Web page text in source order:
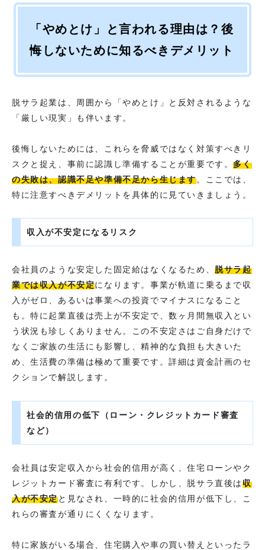
「やめとけ」と言われる理由は？後
悔しないために知るべきデメリット
脱サラ起業は、周囲から「やめとけ」と反対されるような
「厳しい現実」も伴います。
後悔しないためには、これらを脅威ではなく対策すべきリ
スクと捉え、事前に認識し準備することが重要です。多く
の失敗は、認識不足や準備不足から生じます。ここでは、
特に注意すべきデメリットを具体的に見ていきましょう。
収入が不安定になるリスク
会社員のような安定した固定給はなくなるため、脱サラ起
業では収入が不安定になります。事業が軌道に乗るまで収
入がゼロ、あるいは事業への投資でマイナスになること
も。特に起業直後は売上が不安定で、数ヶ月間無収入とい
う状況も珍しくありません。この不安定さはご自身だけで
なくご家族の生活にも影響し、精神的な負担も大きいた
め、生活費の準備は極めて重要です。詳細は資金計画のセ
クションで解説します。
社会的信用の低下（ローン・クレジットカード審査
など）
会社員は安定収入から社会的信用が高く、住宅ローンやク
レジットカード審査に有利です。しかし、脱サラ直後は収
入が不安定と見なされ、一時的に社会的信用が低下し、こ
れらの審査が通りにくくなります。
特に家族がいる場合、住宅購入や車の買い替えといったラ